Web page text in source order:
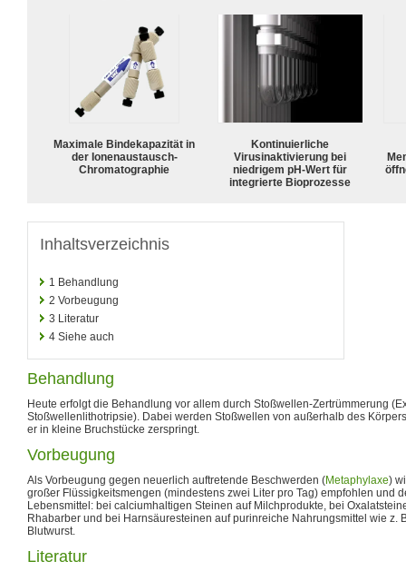
Maximale Bindekapazität in
der Ionenaustausch-
Chromatographie
Kontinuierliche
Virusinaktivierung bei
niedrigem pH-Wert für
integrierte Bioprozesse
Inhaltsverzeichnis
1 Behandlung
2 Vorbeugung
3 Literatur
4 Siehe auch
Behandlung
Heute erfolgt die Behandlung vor allem durch Stoßwellen-Zertrümmerung
Stoßwellenlithotripsie). Dabei werden Stoßwellen von außerhalb des
er in kleine Bruchstücke zerspringt.
Vorbeugung
Als Vorbeugung gegen neuerlich auftretende Beschwerden (Metaphylaxe)
großer Flüssigkeitsmengen (mindestens zwei Liter pro Tag) empfohlen und
Lebensmittel: bei calciumhaltigen Steinen auf Milchprodukte, bei
Rhabarber und bei Harnsäuresteinen auf purinreiche Nahrungsmittel wie z.
Blutwurst.
Literatur